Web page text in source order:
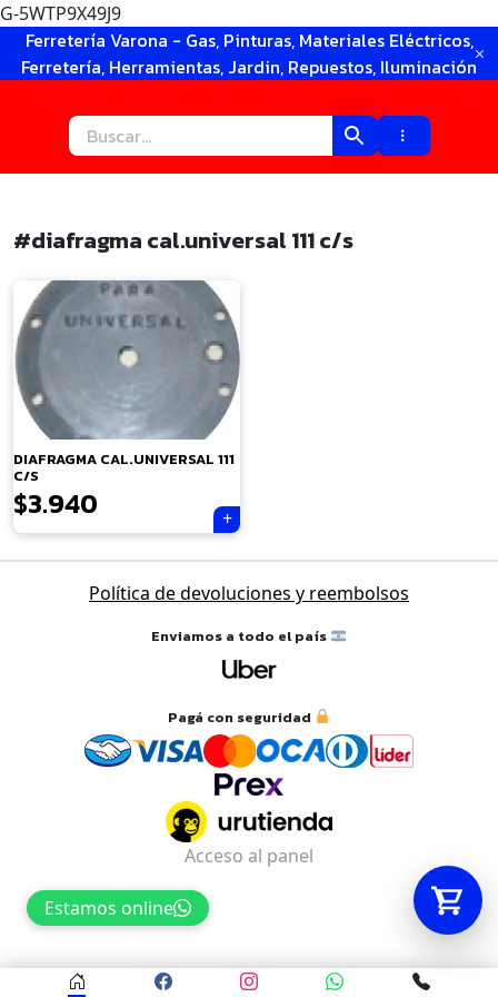
G-5WTP9X49J9
Ferretería Varona - Gas, Pinturas, Materiales Eléctricos,
Ferretería, Herramientas, Jardin, Repuestos, Iluminación
#diafragma cal.universal 111 c/s
DIAFRAGMA CAL.UNIVERSAL 111
C/S
$3.940
Política de devoluciones y reembolsos
Enviamos a todo el país
Pagá con seguridad
Estamos online
Acceso al panel
Tu carrito está vacío.
Agregá un producto y aparecerá acá